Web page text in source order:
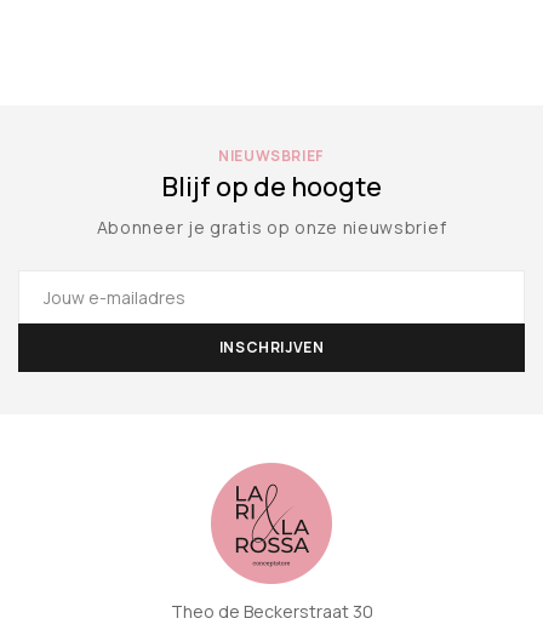
NIEUWSBRIEF
Blijf op de hoogte
Abonneer je gratis op onze nieuwsbrief
Theo de Beckerstraat 30